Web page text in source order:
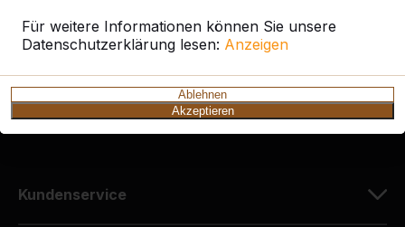
Für weitere Informationen können Sie unsere
Datenschutzerklärung lesen: Anzeigen
Ablehnen
Akzeptieren
+49 212 934 77 25
info@HeBlad.de
Kundenservice